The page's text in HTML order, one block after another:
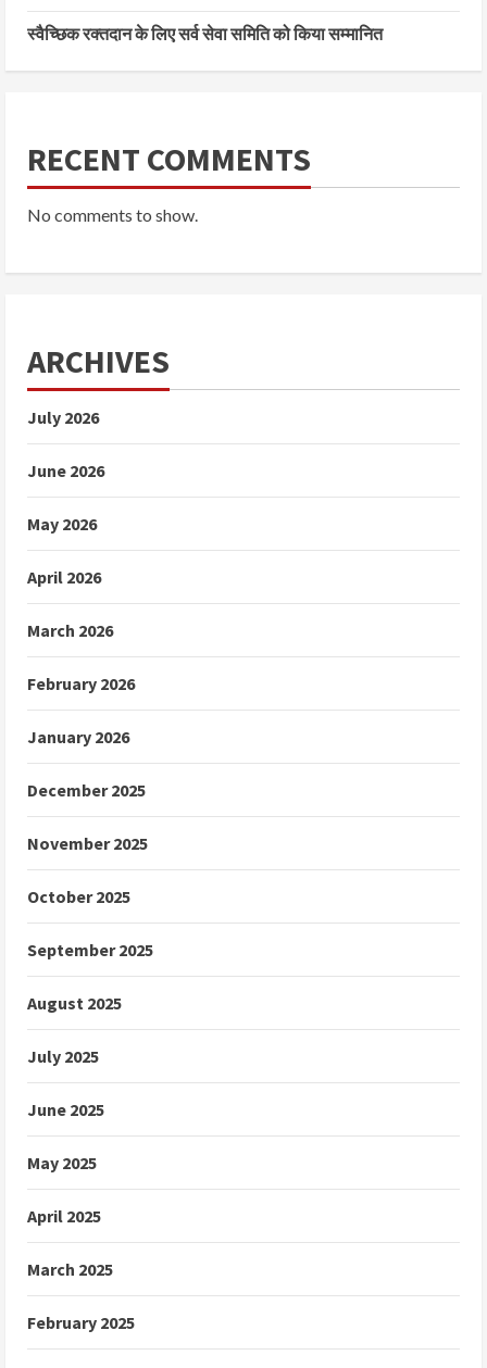
स्वैच्छिक रक्तदान के लिए सर्व सेवा समिति को किया सम्मानित
RECENT COMMENTS
No comments to show.
ARCHIVES
July 2026
June 2026
May 2026
April 2026
March 2026
February 2026
January 2026
December 2025
November 2025
October 2025
September 2025
August 2025
July 2025
June 2025
May 2025
April 2025
March 2025
February 2025